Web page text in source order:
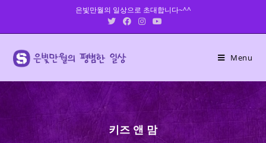
content
은빛만월의 일상으로 초대합니다~^^
Menu
키즈 앤 맘